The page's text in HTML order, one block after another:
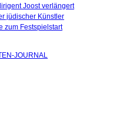
Joost verlängert
jüdischer Künstler
zum Festspielstart